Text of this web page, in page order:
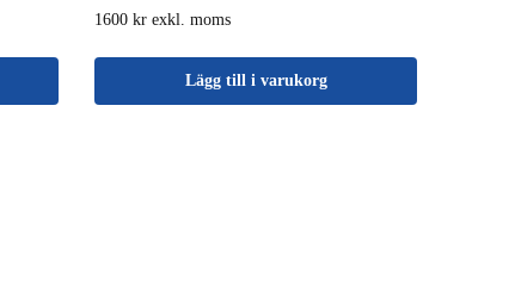
1600 kr exkl. moms
Lägg till i varukorg